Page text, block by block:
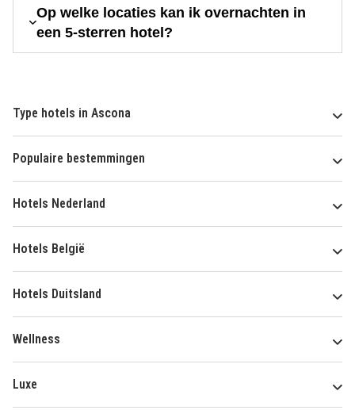
Op welke locaties kan ik overnachten in
een 5-sterren hotel?
Type hotels in Ascona
Populaire bestemmingen
Hotels Nederland
Hotels België
Hotels Duitsland
Wellness
Luxe